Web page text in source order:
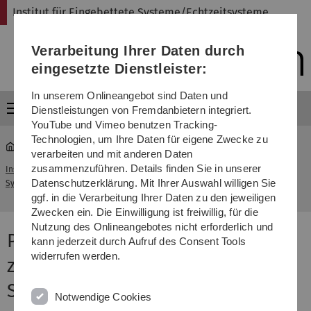
Direkt
Direkt
Direkt
(Sprache,
Drucken,
Media)
Direkt
Direkt
Institut für Eingebettete Systeme/Echtzeitsysteme
Menü
Institut für Eingebettete
Systeme/Echtzeitsysteme
Systeme
Projekt: Automatischer Entwurf
zuverlässiger eingebetteter
Systeme
Verarbeitung Ihrer Daten durch
eingesetzte Dienstleister:
In unserem Onlineangebot sind Daten und
Dienstleistungen von Fremdanbietern integriert.
YouTube und Vimeo benutzen Tracking-
Technologien, um Ihre Daten für eigene Zwecke zu
verarbeiten und mit anderen Daten
zusammenzuführen. Details finden Sie in unserer
Datenschutzerklärung. Mit Ihrer Auswahl willigen Sie
ggf. in die Verarbeitung Ihrer Daten zu den jeweiligen
Zwecken ein. Die Einwilligung ist freiwillig, für die
Nutzung des Onlineangebotes nicht erforderlich und
kann jederzeit durch Aufruf des Consent Tools
widerrufen werden.
Notwendige Cookies